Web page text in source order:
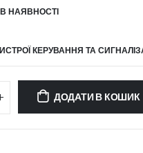
НАЯВНОСТІ
КЕРУВАННЯ ТА
ДОДАТИ В КОШИК